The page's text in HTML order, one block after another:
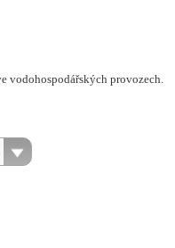
vodohospodářských provozech.